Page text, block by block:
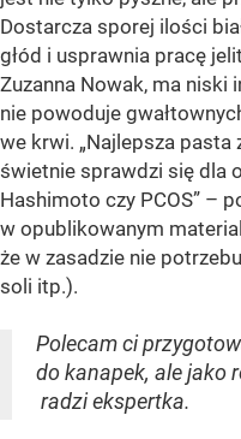
Dostarcza sporej ilości
głód i usprawnia pracę
Zuzanna Nowak, ma niski
nie powoduje
we krwi. „Najlepsza
świetnie sprawdzi się dla
Hashimoto czy PCOS” –
w opublikowanym
że w zasadzie nie
soli itp.).
Polecam ci
do kanapek, ale jako
radzi ekspertka.